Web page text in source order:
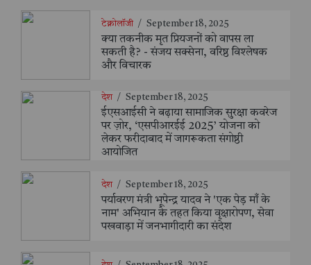
टेक्नोलॉजी / September 18, 2025
क्या तकनीक मृत प्रियजनों को वापस ला
सकती है? - संजय सक्सेना, वरिष्ठ विश्लेषक
और विचारक
देश / September 18, 2025
ईएसआईसी ने बढ़ाया सामाजिक सुरक्षा कवरेज
पर ज़ोर, ‘एसपीआरईई 2025’ योजना को
लेकर फरीदाबाद में जागरूकता संगोष्ठी
आयोजित
देश / September 18, 2025
पर्यावरण मंत्री भूपेन्द्र यादव ने 'एक पेड़ माँ के
नाम' अभियान के तहत किया वृक्षारोपण, सेवा
पखवाड़ा में जनभागीदारी का संदेश